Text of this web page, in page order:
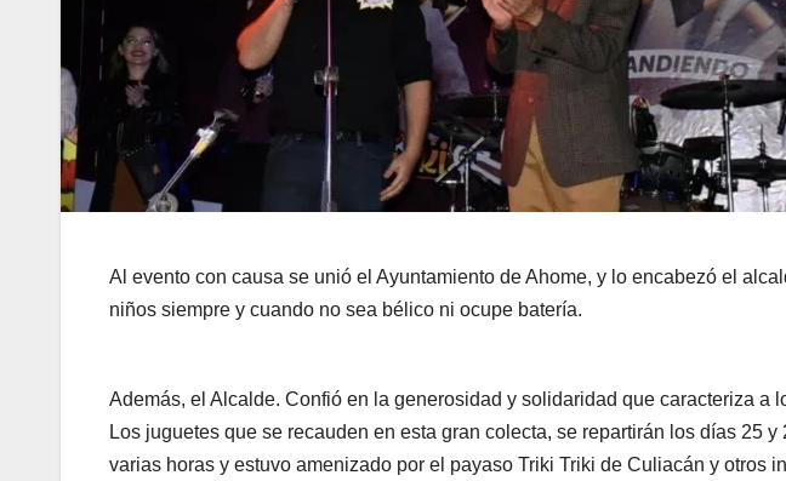
Al evento con causa se unió el Ayuntamiento de Ahome, y lo encabezó el
niños siempre y cuando no sea bélico ni ocupe batería.
Además, el Alcalde. Confió en la generosidad y solidaridad que caracteriza
Los juguetes que se recauden en esta gran colecta, se repartirán los días 25
varias horas y estuvo amenizado por el payaso Triki Triki de Culiacán y otros